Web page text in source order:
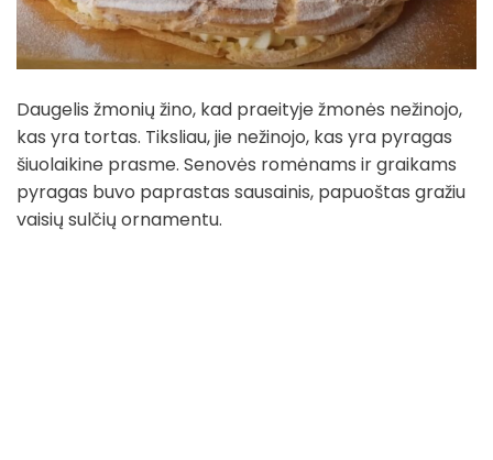
Daugelis žmonių žino, kad praeityje žmonės nežinojo,
kas yra tortas. Tiksliau, jie nežinojo, kas yra pyragas
šiuolaikine prasme. Senovės romėnams ir graikams
pyragas buvo paprastas sausainis, papuoštas gražiu
vaisių sulčių ornamentu.